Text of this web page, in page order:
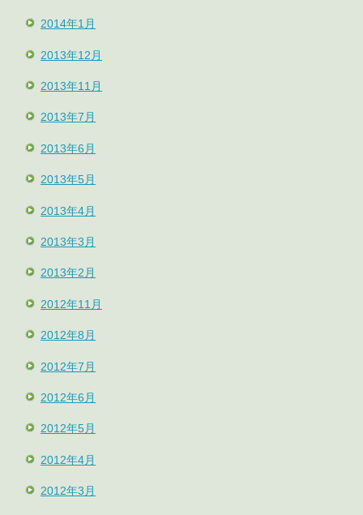
2014年1月
2013年12月
2013年11月
2013年7月
2013年6月
2013年5月
2013年4月
2013年3月
2013年2月
2012年11月
2012年8月
2012年7月
2012年6月
2012年5月
2012年4月
2012年3月